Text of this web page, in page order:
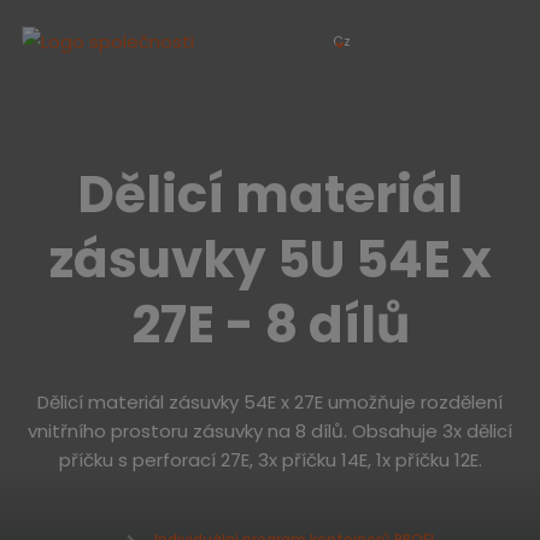
Cz
Dělicí materiál
zásuvky 5U 54E x
27E - 8 dílů
Dělicí materiál zásuvky 54E x 27E umožňuje rozdělení
vnitřního prostoru zásuvky na 8 dílů. Obsahuje 3x dělicí
příčku s perforací 27E, 3x příčku 14E, 1x příčku 12E.